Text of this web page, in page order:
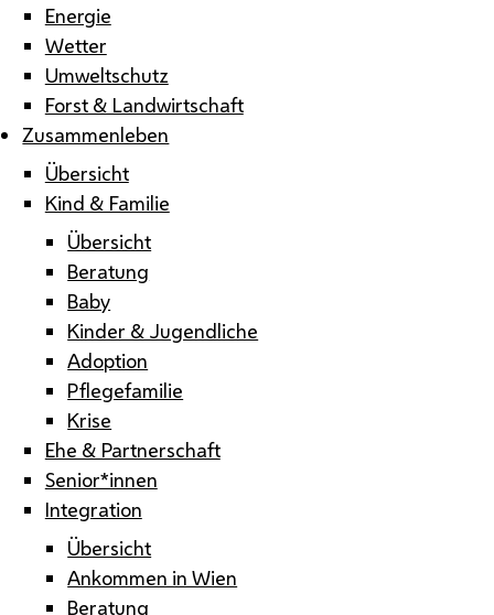
Energie
Wetter
Umweltschutz
Forst & Landwirtschaft
Zusammenleben
Übersicht
Kind & Familie
Übersicht
Beratung
Baby
Kinder & Jugendliche
Adoption
Pflegefamilie
Krise
Ehe & Partnerschaft
Senior*innen
Integration
Übersicht
Ankommen in Wien
Beratung